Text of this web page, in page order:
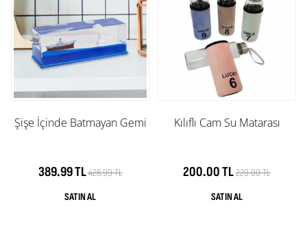
Şişe İçinde Batmayan Gemi
389.99 TL428.99 TL
Kılıflı Cam Su Matarası
200.00 TL220.00 TL